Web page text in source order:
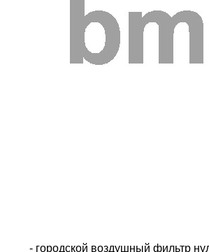
- городской воздушный фильтр